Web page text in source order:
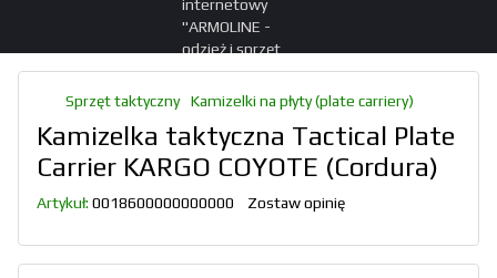
Sprzęt taktyczny Kamizelki na płyty (plate carriery)
Kamizelka taktyczna Tactical Plate
Carrier KARGO COYOTE (Cordura)
Artykuł: 0018600000000000 Zostaw opinię